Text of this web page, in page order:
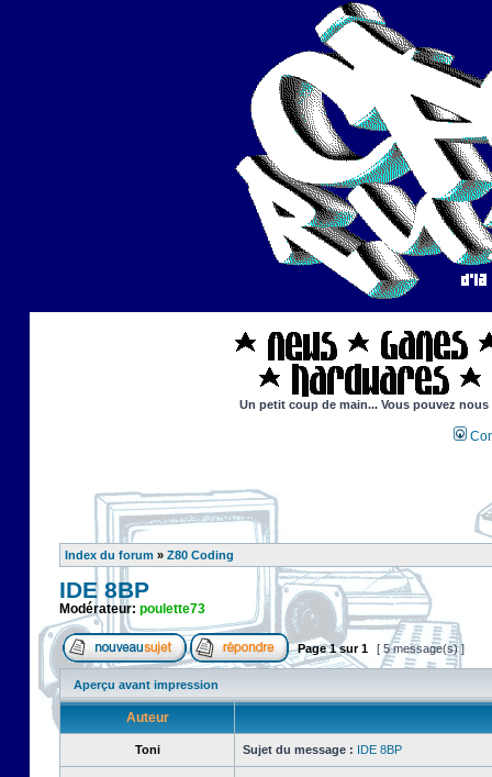
Un petit coup de main... Vous pouvez
Index du forum » Z80 Coding
IDE 8BP
Modérateur: poulette73
Page1sur1 [ 5 message(s) ]
Aperçu avant impression
Auteur
Toni Sujet du message : IDE 8BP